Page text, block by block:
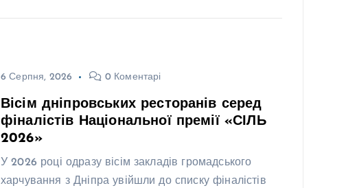
6 Серпня, 2026 0 Коментарі
Вісім дніпровських ресторанів серед
фіналістів Національної премії «СІЛЬ
2026»
У 2026 році одразу вісім закладів громадського
харчування з Дніпра увійшли до списку фіналістів